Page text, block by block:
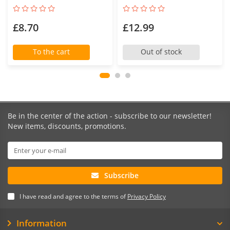
£8.70
To the cart
£12.99
Out of stock
Be in the center of the action - subscribe to our newsletter!
New items, discounts, promotions.
Subscribe
I have read and agree to the terms ofPrivacy Policy
Information